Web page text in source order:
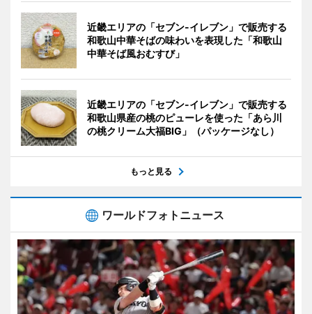
近畿エリアの「セブン-イレブン」で販売する
和歌山中華そばの味わいを表現した「和歌山
中華そば風おむすび」
近畿エリアの「セブン-イレブン」で販売する
和歌山県産の桃のピューレを使った「あら川
の桃クリーム大福BIG」（パッケージなし）
もっと見る
ワールドフォトニュース